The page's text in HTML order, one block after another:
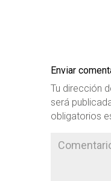
Enviar
Tu dirección
será
obligatorios